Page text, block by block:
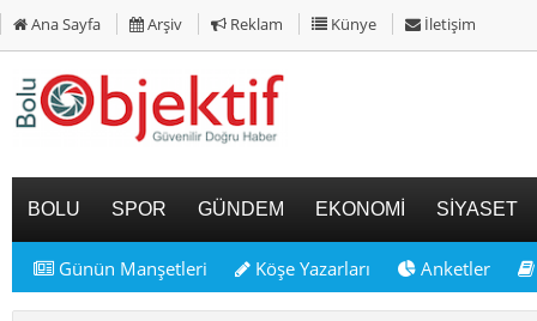
Ana Sayfa Arşiv Reklam Künye İletişim
BOLU SPOR GÜNDEM EKONOMİ SİYASET
Günün Manşetleri Köşe Yazarları Anketler